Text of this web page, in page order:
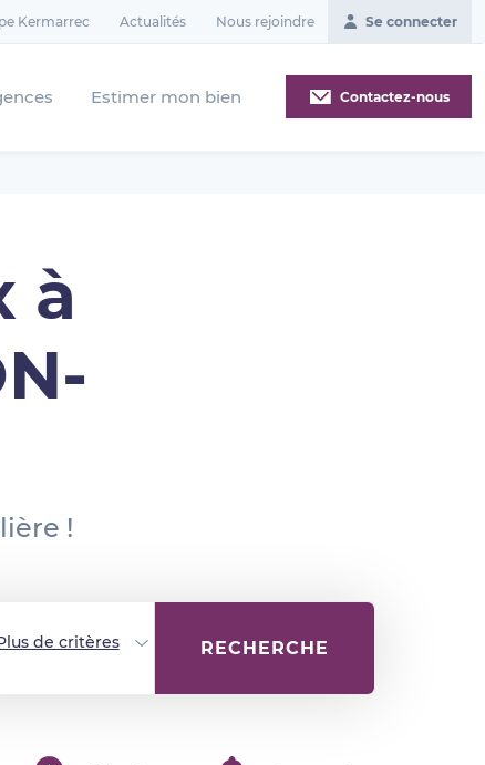
Kermarrec Actualités Nous rejoindre Se connecter
Estimer mon bien Contactez-nous
à
!
de critères RECHERCHE